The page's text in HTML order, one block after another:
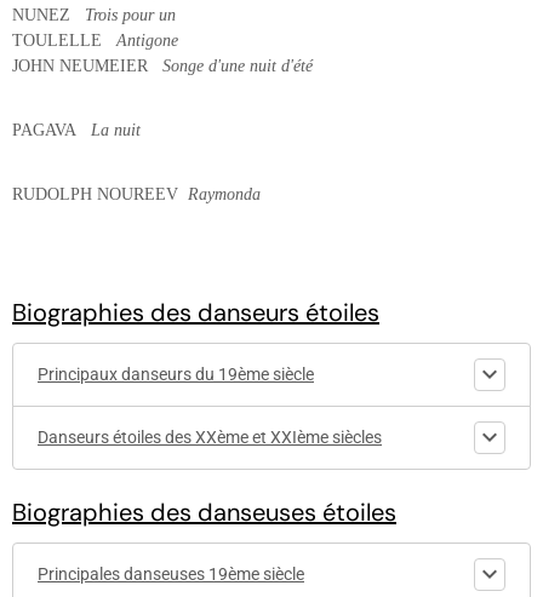
NUNEZ Trois pour un
TOULELLEAntigone
JOHN NEUMEIER Songe d'une nuit d'été
PAGAVA La nuit
RUDOLPH NOUREEV Raymonda
Biographies des danseurs étoiles
Principaux danseurs du 19ème siècle
Danseurs étoiles des XXème et XXIème siècles
Biographies des danseuses étoiles
Principales danseuses 19ème siècle